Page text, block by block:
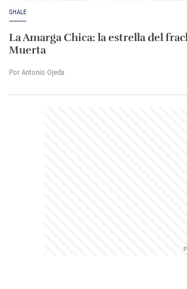
SHALE
La Amarga Chica: la estrella del
Muerta
Por Antonio Ojeda